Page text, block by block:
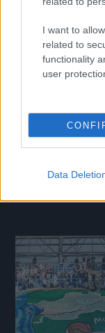
I want to
related to
functionality
user
Data
A megye I után
Március végén 387